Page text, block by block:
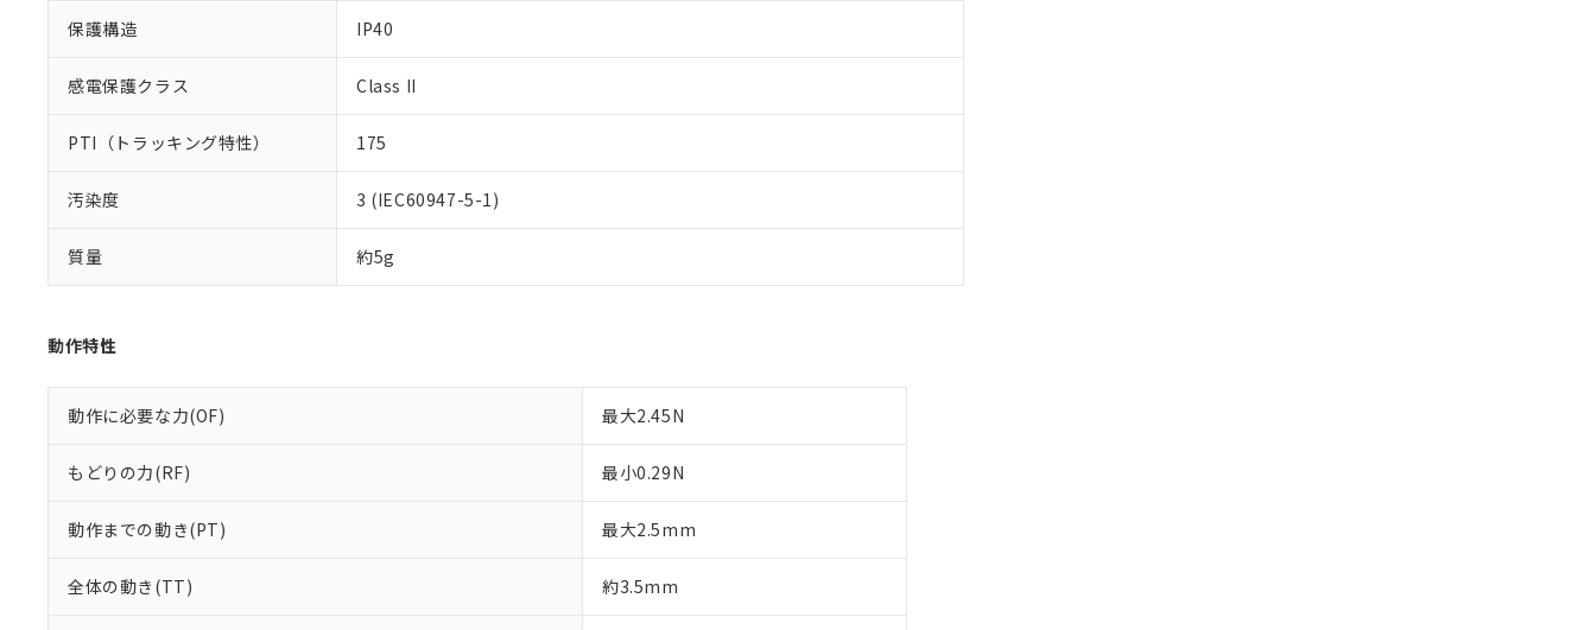
保護構造 IP40
感電保護クラス Class II
PTI（トラッキング特性） 175
汚染度 3 (IEC60947-5-1)
質量 約5g
動作特性
動作に必要な力(OF) 最大2.45N
もどりの力(RF) 最小0.29N
動作までの動き(PT) 最大2.5mm
全体の動き(TT) 約3.5mm
また、RoHS指令のフタル酸エステル類４物質の対応では、対応完了までの期間は出荷製品に未対応品が
混在することから備考欄に対応日を記載しておりました。
既に当社にて対応品への在庫切替を完了していることから、特段のことがない限り、2022年1月12日よ
り割愛しております。